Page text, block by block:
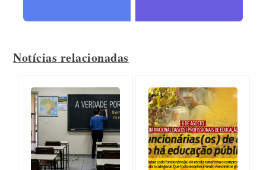
Notícias relacionadas